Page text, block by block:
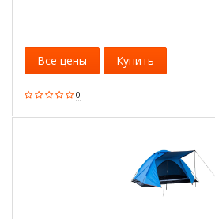
0
Все цены Купить